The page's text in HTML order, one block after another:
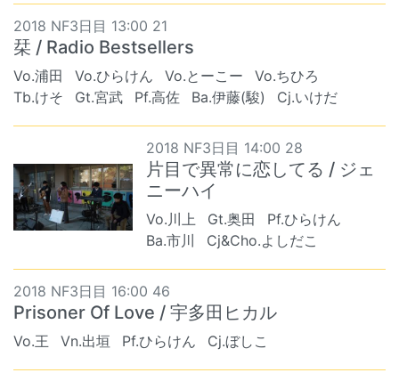
2018 NF3日目 13:00 21
栞 / Radio Bestsellers
Vo.浦田 Vo.ひらけん Vo.とーこー
Vo.ちひろ
Tb.けそ
Gt.宮武 Pf.高佐 Ba.伊藤(駿) Cj.いけだ
2018 NF3日目 14:00 28
片目で異常に恋してる / ジェ
ニーハイ
Vo.川上 Gt.奥田
Pf.ひらけん
Ba.市川
Cj&Cho.よしだこ
2018 NF3日目 16:00 46
Prisoner Of Love / 宇多田ヒカル
Vo.王 Vn.出垣 Pf.ひらけん Cj.ぼしこ